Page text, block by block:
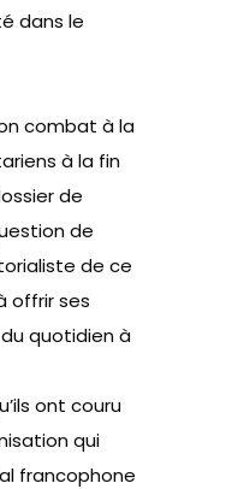
dans le
combat à la
à la fin
de
de
de ce
offrir ses
quotidien à
ont couru
qui
francophone